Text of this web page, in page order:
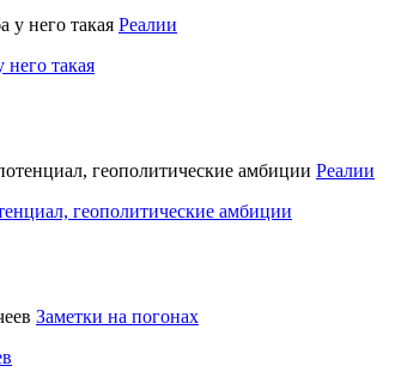
Реалии
такая
Реалии
геополитические амбиции
Заметки на погонах